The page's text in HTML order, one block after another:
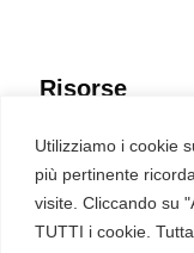
Utilizziamo i cookie
più pertinente
visite. Cliccando su
TUTTI i cookie.
Risorse
Eventi
Fumetto Cyber
Newsletter
Servizi
Pubblicità